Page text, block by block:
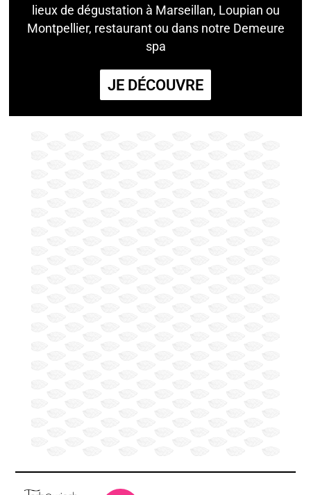
lieux de dégustation à Marseillan, Loupian ou
Montpellier, restaurant ou dans notre Demeure
spa
JE DÉCOUVRE